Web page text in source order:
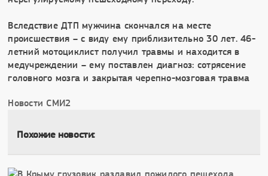
Вследствие ДТП мужчина скончался на месте
происшествия – с виду ему приблизительно 30 лет. 46-
летний мотоциклист получил травмы и находится в
медучреждении – ему поставлен диагноз: сотрясение
головного мозга и закрытая черепно-мозговая травма
Новости СМИ2
Похожие новости: